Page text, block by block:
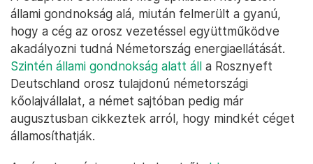
állami gondnokság alá, miután felmerült a gyanú,
hogy a cég az orosz vezetéssel együttműködve
akadályozni tudná Németország energiaellátását.
Szintén állami gondnokság alatt áll a Rosznyeft
Deutschland orosz tulajdonú németországi
kőolajvállalat, a német sajtóban pedig már
augusztusban cikkeztek arról, hogy mindkét céget
államosíthatják.